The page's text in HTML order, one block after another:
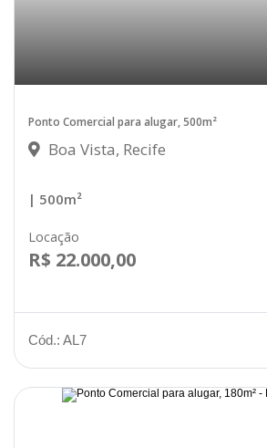
Ponto Comercial para alugar, 500m²
Boa Vista, Recife
| 500m²
Locação
R$ 22.000,00
Cód.: AL7